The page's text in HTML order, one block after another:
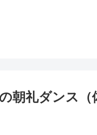
朝礼ダンス